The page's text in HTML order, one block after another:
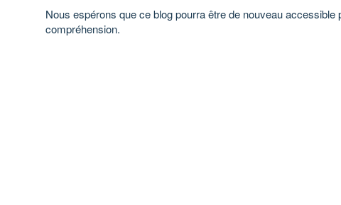
Nous espérons que ce blog pourra être de nouveau
compréhension.